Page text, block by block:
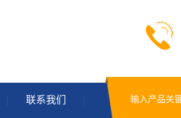
联系我们